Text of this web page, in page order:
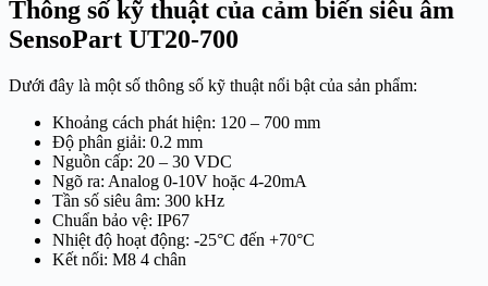
Thông số kỹ thuật của cảm biến siêu âm
SensoPart UT20-700
Dưới đây là một số thông số kỹ thuật nổi bật của sản phẩm:
Khoảng cách phát hiện: 120 – 700 mm
Độ phân giải: 0.2 mm
Nguồn cấp: 20 – 30 VDC
Ngõ ra: Analog 0-10V hoặc 4-20mA
Tần số siêu âm: 300 kHz
Chuẩn bảo vệ: IP67
Nhiệt độ hoạt động: -25°C đến +70°C
Kết nối: M8 4 chân